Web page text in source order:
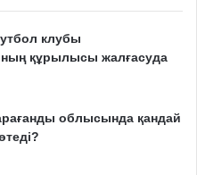
клубы
құрылысы жалғасуда
облысында қандай